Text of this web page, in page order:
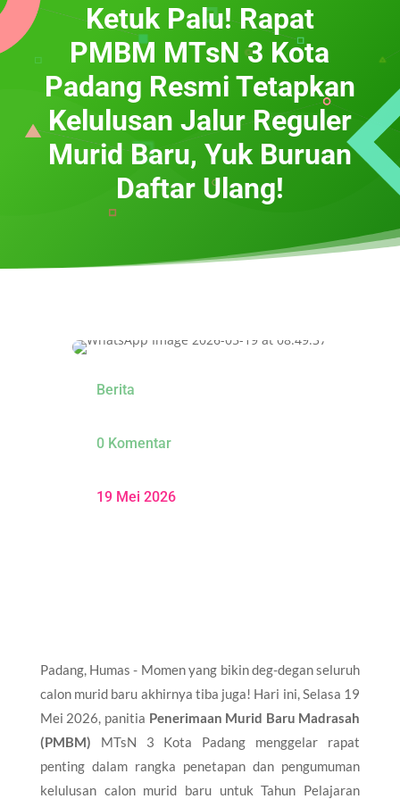
Ketuk Palu! Rapat
PMBM MTsN 3 Kota
Padang Resmi Tetapkan
Kelulusan Jalur Reguler
Murid Baru, Yuk Buruan
Daftar Ulang!
Berita
0 Komentar
19 Mei 2026
Padang, Humas - Momen yang bikin deg-degan seluruh
calon murid baru akhirnya tiba juga! Hari ini, Selasa 19
Mei 2026, panitia Penerimaan Murid Baru Madrasah
(PMBM) MTsN 3 Kota Padang menggelar rapat
penting dalam rangka penetapan dan pengumuman
kelulusan calon murid baru untuk Tahun Pelajaran